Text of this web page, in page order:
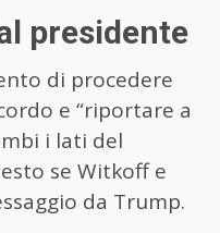
presidente
di procedere
e “riportare a
i lati del
se Witkoff e
da Trump.